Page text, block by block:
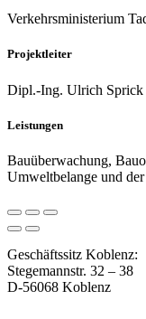
Verkehrsministerium
Projektleiter
Dipl.-Ing. Ulrich Sprick
Leistungen
Bauüberwachung,
Umweltbelange und
Geschäftssitz Koblenz:
Stegemannstr. 32 – 38
D-56068 Koblenz